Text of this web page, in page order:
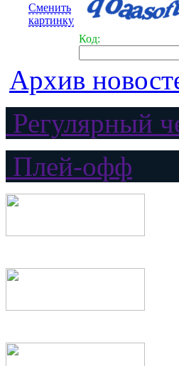
Сменить
картинку
Код:
Архив
Регулярный
Плей-офф